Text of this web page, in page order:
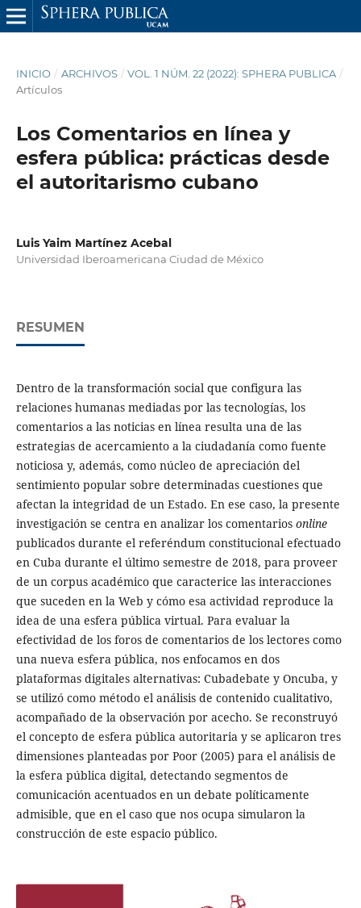
INICIO / ARCHIVOS / VOL. 1 NÚM. 22 (2022): SPHERA PUBLICA /
Artículos
Los Comentarios en línea y
esfera pública: prácticas desde
el autoritarismo cubano
Luis Yaim Martínez Acebal
Universidad Iberoamericana Ciudad de México
RESUMEN
Dentro de la transformación social que configura las
relaciones humanas mediadas por las tecnologías, los
comentarios a las noticias en línea resulta una de las
estrategias de acercamiento a la ciudadanía como fuente
noticiosa y, además, como núcleo de apreciación del
sentimiento popular sobre determinadas cuestiones que
afectan la integridad de un Estado. En ese caso, la presente
investigación se centra en analizar los comentarios online
publicados durante el referéndum constitucional efectuado
en Cuba durante el último semestre de 2018, para proveer
de un corpus académico que caracterice las interacciones
que suceden en la Web y cómo esa actividad reproduce la
idea de una esfera pública virtual. Para evaluar la
efectividad de los foros de comentarios de los lectores como
una nueva esfera pública, nos enfocamos en dos
plataformas digitales alternativas: Cubadebate y Oncuba, y
se utilizó como método el análisis de contenido cualitativo,
acompañado de la observación por acecho. Se reconstruyó
el concepto de esfera pública autoritaria y se aplicaron tres
dimensiones planteadas por Poor (2005) para el análisis de
la esfera pública digital, detectando segmentos de
comunicación acentuados en un debate políticamente
admisible, que en el caso que nos ocupa simularon la
construcción de este espacio público.